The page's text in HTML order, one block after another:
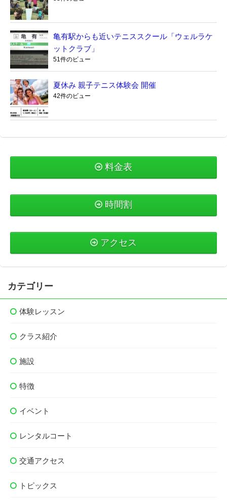
亀有駅からも近いテニススクール「ウェルラケ
ットクラブ」
51件のビュー
夏休み 親子テニス体験会 開催
42件のビュー
料金表
時間割
アクセス
カテゴリー
体験レッスン
クラス紹介
施設
特徴
イベント
レンタルコート
交通アクセス
トピックス